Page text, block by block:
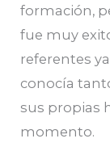
formación,
fue muy
referentes
conocía
sus propias
momento.